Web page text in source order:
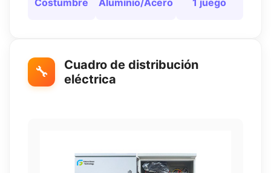
🔧
Cuadro de distribución
eléctrica